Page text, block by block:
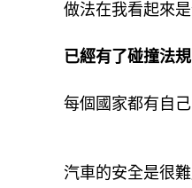
做法在我看起來
已經有了碰撞法
每個國家都有自
汽車的安全是很